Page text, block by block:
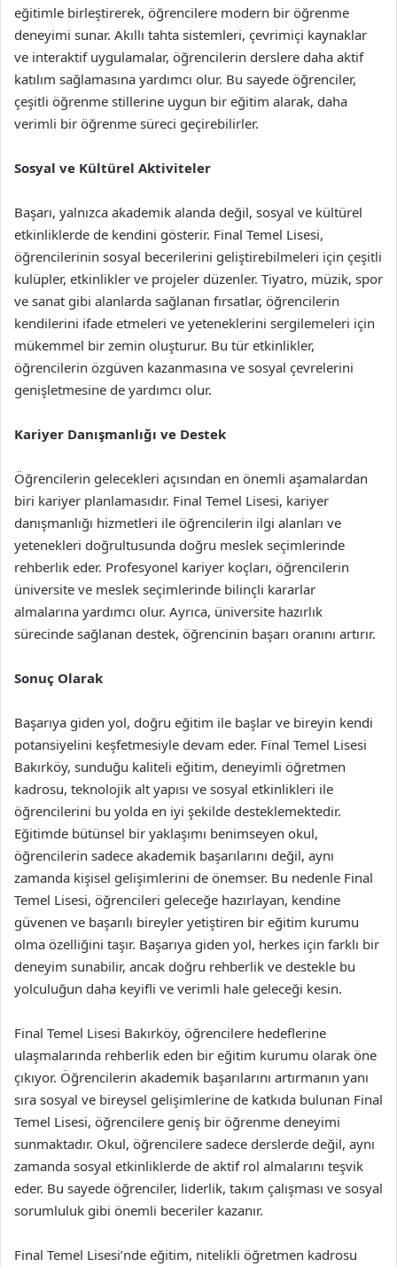
eğitimle birleştirerek, öğrencilere modern bir öğrenme
deneyimi sunar. Akıllı tahta sistemleri, çevrimiçi kaynaklar
ve interaktif uygulamalar, öğrencilerin derslere daha aktif
katılım sağlamasına yardımcı olur. Bu sayede öğrenciler,
çeşitli öğrenme stillerine uygun bir eğitim alarak, daha
verimli bir öğrenme süreci geçirebilirler.
Sosyal ve Kültürel Aktiviteler
Başarı, yalnızca akademik alanda değil, sosyal ve kültürel
etkinliklerde de kendini gösterir. Final Temel Lisesi,
öğrencilerinin sosyal becerilerini geliştirebilmeleri için çeşitli
kulüpler, etkinlikler ve projeler düzenler. Tiyatro, müzik, spor
ve sanat gibi alanlarda sağlanan fırsatlar, öğrencilerin
kendilerini ifade etmeleri ve yeteneklerini sergilemeleri için
mükemmel bir zemin oluşturur. Bu tür etkinlikler,
öğrencilerin özgüven kazanmasına ve sosyal çevrelerini
genişletmesine de yardımcı olur.
Kariyer Danışmanlığı ve Destek
Öğrencilerin gelecekleri açısından en önemli aşamalardan
biri kariyer planlamasıdır. Final Temel Lisesi, kariyer
danışmanlığı hizmetleri ile öğrencilerin ilgi alanları ve
yetenekleri doğrultusunda doğru meslek seçimlerinde
rehberlik eder. Profesyonel kariyer koçları, öğrencilerin
üniversite ve meslek seçimlerinde bilinçli kararlar
almalarına yardımcı olur. Ayrıca, üniversite hazırlık
sürecinde sağlanan destek, öğrencinin başarı oranını artırır.
Sonuç Olarak
Başarıya giden yol, doğru eğitim ile başlar ve bireyin kendi
potansiyelini keşfetmesiyle devam eder. Final Temel Lisesi
Bakırköy, sunduğu kaliteli eğitim, deneyimli öğretmen
kadrosu, teknolojik alt yapısı ve sosyal etkinlikleri ile
öğrencilerini bu yolda en iyi şekilde desteklemektedir.
Eğitimde bütünsel bir yaklaşımı benimseyen okul,
öğrencilerin sadece akademik başarılarını değil, aynı
zamanda kişisel gelişimlerini de önemser. Bu nedenle Final
Temel Lisesi, öğrencileri geleceğe hazırlayan, kendine
güvenen ve başarılı bireyler yetiştiren bir eğitim kurumu
olma özelliğini taşır. Başarıya giden yol, herkes için farklı bir
deneyim sunabilir, ancak doğru rehberlik ve destekle bu
yolculuğun daha keyifli ve verimli hale geleceği kesin.
Final Temel Lisesi Bakırköy, öğrencilere hedeflerine
ulaşmalarında rehberlik eden bir eğitim kurumu olarak öne
çıkıyor. Öğrencilerin akademik başarılarını artırmanın yanı
sıra sosyal ve bireysel gelişimlerine de katkıda bulunan Final
Temel Lisesi, öğrencilere geniş bir öğrenme deneyimi
sunmaktadır. Okul, öğrencilere sadece derslerde değil, aynı
zamanda sosyal etkinliklerde de aktif rol almalarını teşvik
eder. Bu sayede öğrenciler, liderlik, takım çalışması ve sosyal
sorumluluk gibi önemli beceriler kazanır.
Final Temel Lisesi’nde eğitim, nitelikli öğretmen kadrosu